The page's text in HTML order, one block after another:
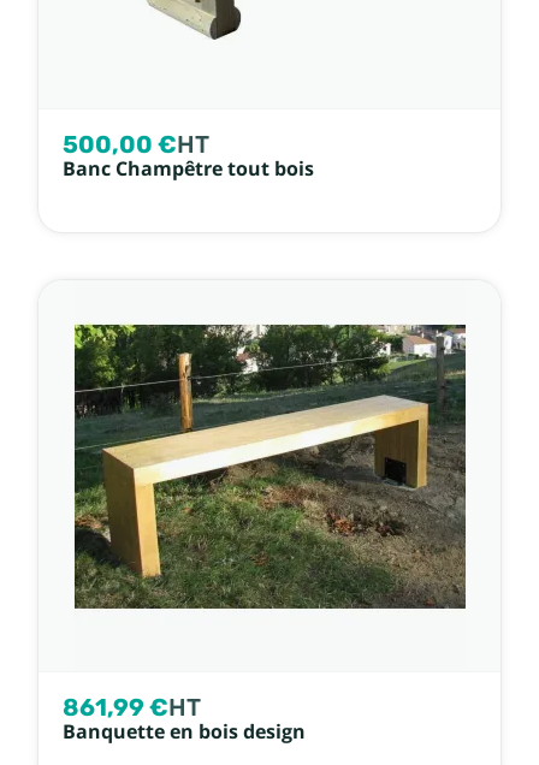
500,00 €HT
Banc Champêtre tout bois
861,99 €HT
Banquette en bois design